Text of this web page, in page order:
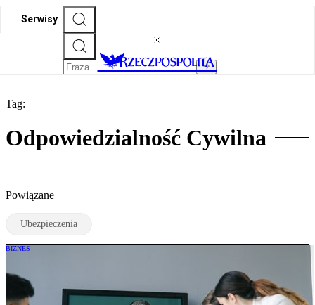
Serwisy
Tag:
Odpowiedzialność Cywilna
Powiązane
Ubezpieczenia
BIZNES
Członkowie zarządu potrzebują ochrony
ubezpieczeniowej